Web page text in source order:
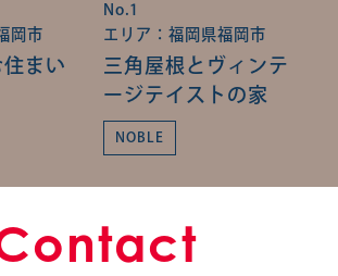
岡市
まい
No.1
エリア：福岡県福岡市
三角屋根とヴィンテ
ージテイストの家
NOBLE